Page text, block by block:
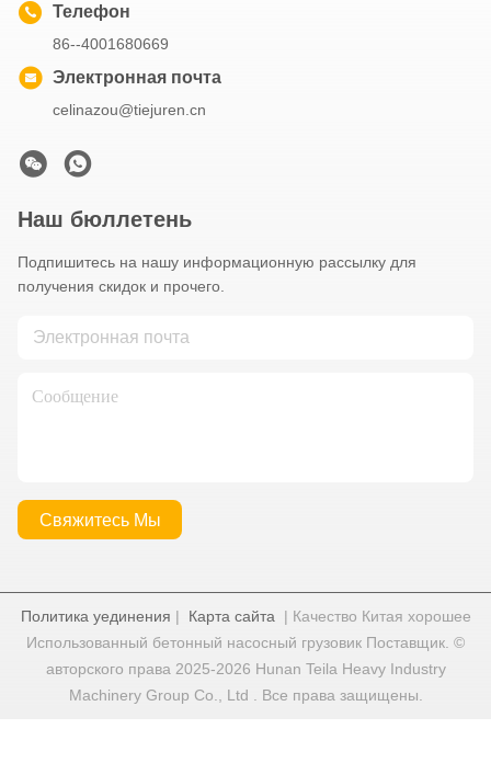
Телефон
86--4001680669
Электронная почта
celinazou@tiejuren.cn
Наш бюллетень
Подпишитесь на нашу информационную рассылку для
получения скидок и прочего.
Свяжитесь Мы
Политика уединения | Карта сайта| Качество Китая хорошее
Использованный бетонный насосный грузовик Поставщик. ©
авторского права 2025-2026 Hunan Teila Heavy Industry
Machinery Group Co., Ltd . Все права защищены.